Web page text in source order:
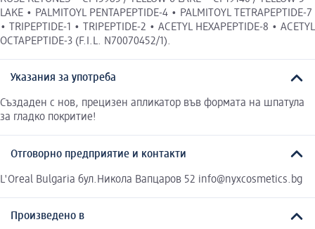
LAKE • PALMITOYL PENTAPEPTIDE-4 • PALMITOYL TETRAPEPTIDE-7
• TRIPEPTIDE-1 • TRIPEPTIDE-2 • ACETYL HEXAPEPTIDE-8 • ACETYL
OCTAPEPTIDE-3 (F.I.L. N70070452/1).
Указания за употреба
Създаден с нов, прецизен апликатор във формата на шпатула
за гладко покритие!
Отговорно предприятие и контакти
L'Oreal Bulgaria бул.Никола Вапцаров 52 info@nyxcosmetics.bg
Произведено в